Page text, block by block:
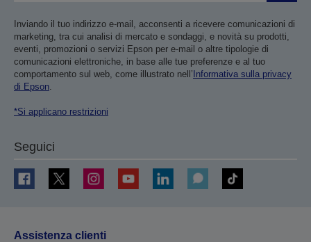
Inviando il tuo indirizzo e-mail, acconsenti a ricevere comunicazioni di
marketing, tra cui analisi di mercato e sondaggi, e novità su prodotti,
eventi, promozioni o servizi Epson per e-mail o altre tipologie di
comunicazioni elettroniche, in base alle tue preferenze e al tuo
comportamento sul web, come illustrato nell’ Informativa sulla privacy
di Epson
*Si applicano restrizioni
Seguici
Assistenza clienti